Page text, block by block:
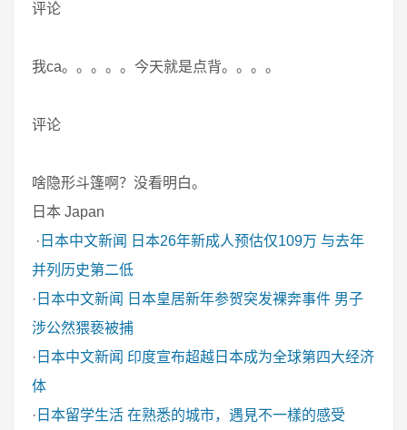
评论
我ca。。。。。今天就是点背。。。。
评论
啥隐形斗篷啊？没看明白。
日本 Japan
· 日本中文新闻
日本26年新成人预估仅109万 与去年
并列历史第二低
· 日本中文新闻
日本皇居新年参贺突发裸奔事件 男子
涉公然猥亵被捕
· 日本中文新闻 印度宣布超越日本成为全球第四大经济
体
· 日本留学生活 在熟悉的城市，遇見不一樣的感受